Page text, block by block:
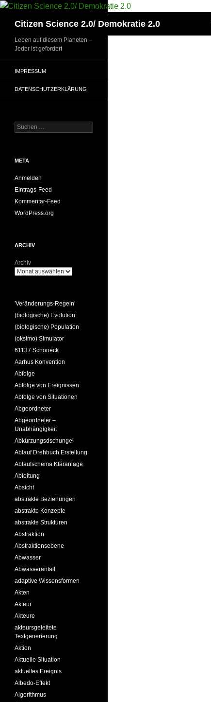
Zum
springenCitizen Science 2.0/ Demokratie 2.0
Leben auf diesem Planeten –
Jeder ist gefordert
IMPRESSUM
DATENSCHUTZERKLÄRUNG
Suchen
nach:
META
Anmelden
Eintrags-Feed
Kommentar-Feed
WordPress.org
ARCHIV
Archiv
'Veränderungs-Regeln'
(biologische) Evolution
(biologische) Population
(oksimo) Simulator
61137 Schöneck
Aarhus Konvention
Abfolge
Abfolge von Ereignissen
Abfolge von Situationen
Abgeordneter
Abgeordneter –
Unabhängigkeit
Abkürzungsdschungel
Ablauf Drehbuch Erstellung
Ablaufschema Kläranlage
Ableitung
Absicht
abstrakte Beziehungen
abstrakte Konzepte
abstrakte Strukturen
Abstraktion
Abstraktionsebene
Abwasser
Abwasseranfall
adaptive Wissensformen
Akten
Akteur
Akteure
akteursgeleitete
Textgenerierung
Aktion
Aktuelle Situation
aktuelles Ereignis
Albedo-Effekt
Algorithmus